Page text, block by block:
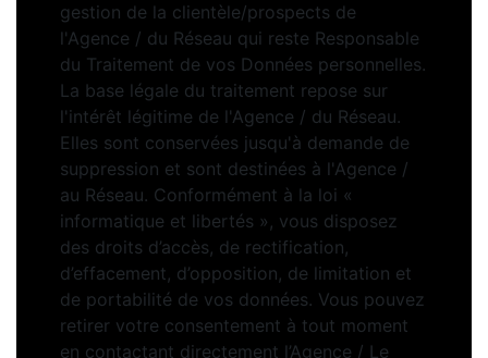
gestion de la clientèle/prospects de
l'Agence / du Réseau qui reste Responsable
du Traitement de vos Données personnelles.
La base légale du traitement repose sur
l'intérêt légitime de l'Agence / du Réseau.
Elles sont conservées jusqu'à demande de
suppression et sont destinées à l'Agence /
au Réseau. Conformément à la loi «
informatique et libertés », vous disposez
des droits d’accès, de rectification,
d’effacement, d’opposition, de limitation et
de portabilité de vos données. Vous pouvez
retirer votre consentement à tout moment
en contactant directement l’Agence / Le